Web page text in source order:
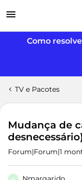
Como
TV e Pacotes
Mudança de
Forum|Forum|1
N